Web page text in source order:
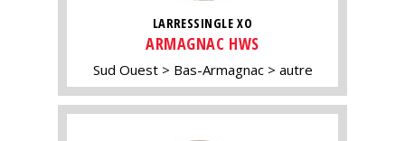
LARRESSINGLE XO
ARMAGNAC HWS
Sud Ouest Bas-Armagnac autre